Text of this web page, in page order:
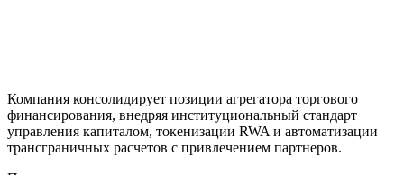
Компания консолидирует позиции агрегатора торгового
финансирования, внедряя институциональный стандарт
управления капиталом, токенизации RWA и автоматизации
трансграничных расчетов с привлечением партнеров.